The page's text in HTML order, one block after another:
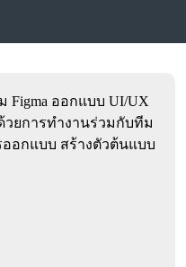
Figma ออกแบบ UI/UX
วยการทำงานร่วมกับทีม
อกแบบ สร้างตัวต้นแบบ